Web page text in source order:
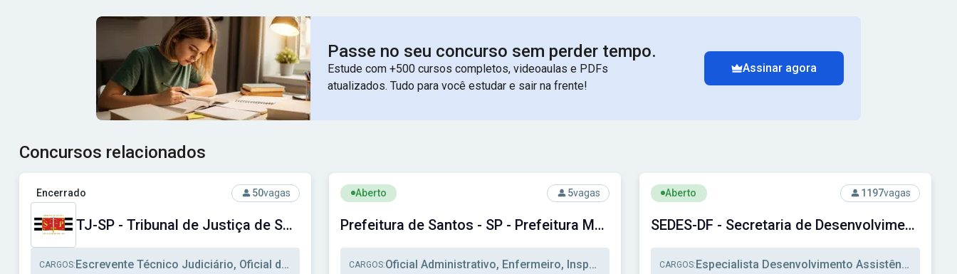
Passe no seu concurso sem perder tempo.
Estude com +500 cursos completos, videoaulas e PDFs
atualizados. Tudo para você estudar e sair na frente!
Assinar agora
Concursos relacionados
Ver concurso: TJ-SP - Tribunal de Justiça de São Paulo
Encerrado 50vagas
TJ-SP - Tribunal de Justiça de São Paulo
CARGOS: Escrevente Técnico Judiciário, Oficial de Justiça, Assistente Social
Ver concurso: Prefeitura de Santos - SP - Prefeitura Municipal de Santos - SP
Aberto 5vagas
Prefeitura de Santos - SP - Prefeitura Municipal de Santos - SP
CARGOS: Oficial Administrativo, Enfermeiro, Inspetor Alunos
Ver concurso: SEDES-DF - Secretaria de Desenvolvimento
Aberto 1197vagas
SEDES-DF - Secretaria de Desenvolvimento Social do Distrito Federal
CARGOS: Especialista Desenvolvimento Assistência Social, Técnico Desenvolvimento Assistência Social, Técnico Administrativo